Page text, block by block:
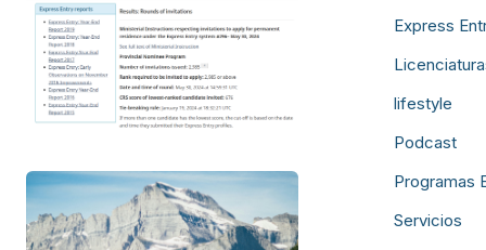
Express
lifestyle
Podcast
Programas
Servicios